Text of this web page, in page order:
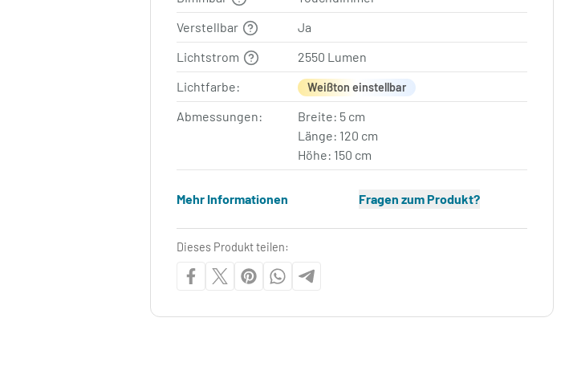
Verstellbar
Ja
Lichtstrom
2550 Lumen
Lichtfarbe:
Weißton einstellbar
Abmessungen:
Breite: 5 cm
Länge: 120 cm
Höhe: 150 cm
Mehr Informationen Fragen zum Produkt?
Dieses Produkt teilen: